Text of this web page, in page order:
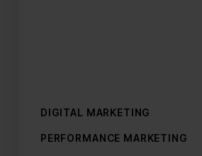
DIGITAL MARKETING
PERFORMANCE MARKETING